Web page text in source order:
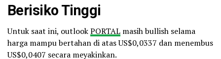
Berisiko Tinggi
Untuk saat ini, outlookPORTAL masih bullish selama
harga mampu bertahan di atas US$0,0337 dan menembus
US$0,0407 secara meyakinkan.